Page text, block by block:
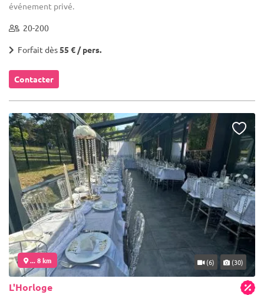
événement privé.
20-200
Forfait dès55 € / pers.
Contacter
... 8 km (6) (30)
L'Horloge